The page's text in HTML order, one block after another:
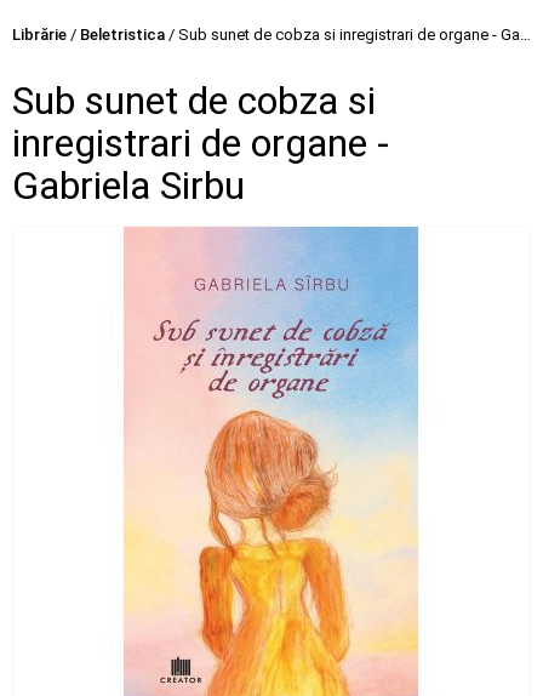
Librărie / Beletristica / Sub sunet de cobza si inregistrari de organe - Gabriela Sirbu
Sub sunet de cobza si
inregistrari de organe -
Gabriela Sirbu